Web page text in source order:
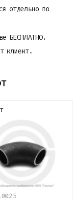
отдельно по
БЕСПЛАТНО.
клиент.